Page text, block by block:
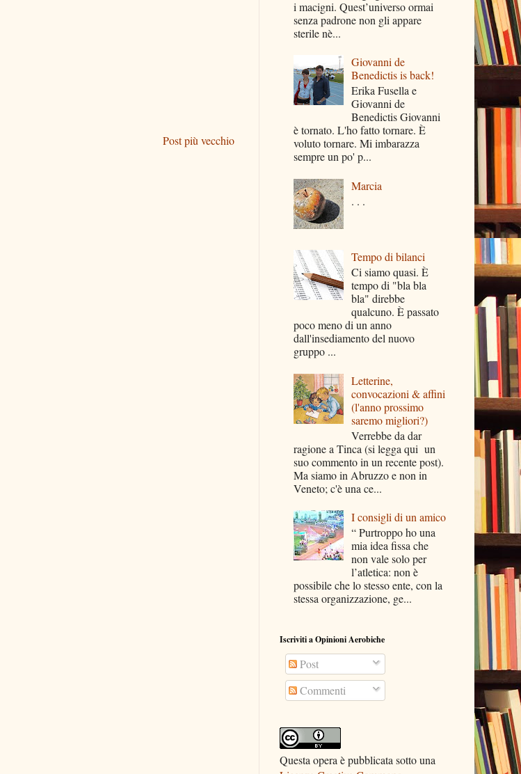
Post più vecchio
i macigni. Quest’universo ormai
senza padrone non gli appare
sterile nè...
Giovanni de
Benedictis is back!
Erika Fusella e
Giovanni de
Benedictis Giovanni
è tornato. L'ho fatto tornare. È
voluto tornare. Mi imbarazza
sempre un po' p...
Marcia
. . .
Tempo di bilanci
Ci siamo quasi. È
tempo di "bla bla
bla" direbbe
qualcuno. È passato
poco meno di un anno
dall'insediamento del nuovo
gruppo ...
Letterine,
convocazioni & affini
(l'anno prossimo
saremo migliori?)
Verrebbe da dar
ragione a Tinca (si legga qui un
suo commento in un recente post).
Ma siamo in Abruzzo e non in
Veneto; c'è una ce...
I consigli di un amico
“ Purtroppo ho una
mia idea fissa che
non vale solo per
l’atletica: non è
possibile che lo stesso ente, con la
stessa organizzazione, ge...
Iscriviti a Opinioni Aerobiche
Post
Commenti
Questa opera è pubblicata sotto una